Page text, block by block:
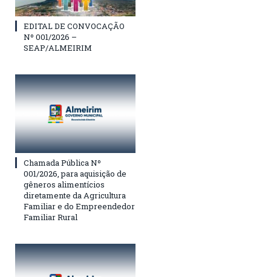
EDITAL DE CONVOCAÇÃO
Nº 001/2026 –
SEAP/ALMEIRIM
Chamada Pública Nº
001/2026, para aquisição de
gêneros alimentícios
diretamente da Agricultura
Familiar e do Empreendedor
Familiar Rural